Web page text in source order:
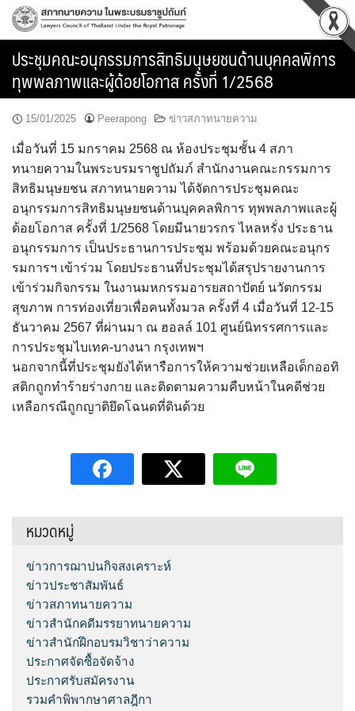
Skip
ประชุมคณะอนุกรรมการสิทธิมนุษยชนด้านบุคคลพิการ
ทุพพลภาพและผู้ด้อยโอกาส ครั้งที่ 1/2568
15/01/2025 Peerapong ข่าวสภาทนายความ
เมื่อวันที่ 15 มกราคม 2568 ณ ห้องประชุมชั้น 4 สภา
ทนายความในพระบรมราชูปถัมภ์ สำนักงานคณะกรรมการ
สิทธิมนุษยชน สภาทนายความ ได้จัดการประชุมคณะ
อนุกรรมการสิทธิมนุษยชนด้านบุคคลพิการ ทุพพลภาพและผู้
ด้อยโอกาส ครั้งที่ 1/2568 โดยมีนายวรกร ไหลหรั่ง ประธาน
อนุกรรมการ เป็นประธานการประชุม พร้อมด้วยคณะอนุกร
รมการฯ เข้าร่วม โดยประธานที่ประชุมได้สรุปรายงานการ
เข้าร่วมกิจกรรม ในงานมหกรรมอารยสถาปัตย์ นวัตกรรม
สุขภาพ การท่องเที่ยวเพื่อคนทั้งมวล ครั้งที่ 4 เมื่อวันที่ 12-15
ธันวาคม 2567 ที่ผ่านมา ณ ฮอลล์ 101 ศูนย์นิทรรศการและ
การประชุมไบเทค-บางนา กรุงเทพฯ
นอกจากนี้ที่ประชุมยังได้หารือการให้ความช่วยเหลือเด็กออทิ
สติกถูกทำร้ายร่างกาย และติดตามความคืบหน้าในคดีช่วย
เหลือกรณีถูกญาติยึดโฉนดที่ดินด้วย
หมวดหมู่
ข่าวการฌาปนกิจสงเคราะห์
ข่าวประชาสัมพันธ์
ข่าวสภาทนายความ
ข่าวสำนักคดีมรรยาทนายความ
ข่าวสำนักฝึกอบรมวิชาว่าความ
ประกาศจัดซื้อจัดจ้าง
ประกาศรับสมัครงาน
รวมคำพิพากษาศาลฎีกา